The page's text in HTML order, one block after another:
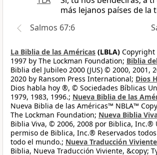
más lejanos países de la
Salmos 67:6
La Biblia de las Américas (LBLA) Copyright
1997 by The Lockman Foundation; Biblia
Biblia del Jubileo 2000 (JUS) © 2000, 2001,
2020 by Ransom Press International; Dios
Dios habla hoy ®, © Sociedades Bíblicas
1979, 1983, 1996.; Nueva Biblia de las
Nueva Biblia de las Américas™ NBLA™
The Lockman Foundation; Nueva Biblia
Biblia Viva, © 2006, 2008 por Biblica, Inc.®
permiso de Biblica, Inc.® Reservados
todo el mundo.; Nueva Traducción Viviente
Biblia, Nueva Traducción Viviente, &copy;